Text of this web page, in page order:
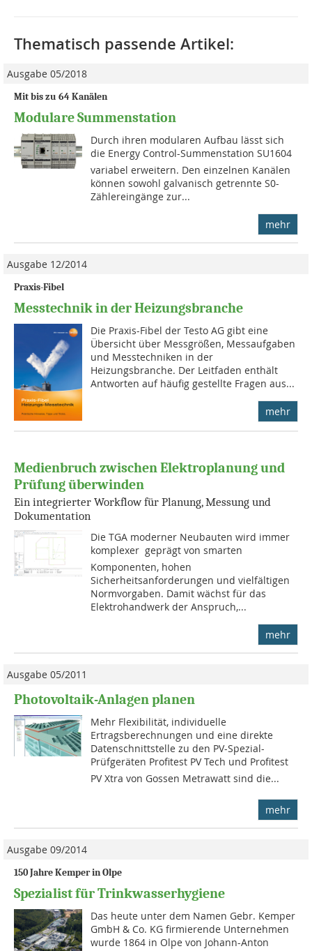
Thematisch passende Artikel:
Ausgabe 05/2018
Mit bis zu 64 Kanälen
Modulare Summenstation
Durch ihren modularen Aufbau lässt sich
die Energy Control-Summenstation SU1604
variabel erweitern. Den einzelnen Kanälen
können sowohl galvanisch getrennte S0-
Zählereingänge zur...
mehr
Ausgabe 12/2014
Praxis-Fibel
Messtechnik in der Heizungsbranche
Die Praxis-Fi­bel der Testo AG gibt eine
Übersicht über Messgrößen, Mess­aufgaben
und Mess­techniken in der
Heizungsbranche. Der Leitfaden enthält
Ant­worten auf häufig gestellte Fragen aus...
mehr
Medienbruch zwischen Elektroplanung und
Prüfung überwinden
Ein integrierter Workflow für Planung, Messung und
Dokumentation
Die TGA moderner Neubauten wird immer
komplexer  geprägt von smarten
Komponenten, hohen
Sicherheitsanforderungen und vielfältigen
Normvorgaben. Damit wächst für das
Elektrohandwerk der Anspruch,...
mehr
Ausgabe 05/2011
Photovoltaik-Anlagen planen
Mehr Flexibilität, individuelle
Ertragsberechnungen und eine direkte
Datenschnittstelle zu den PV-Spezial-
Prüfgeräten Profitest PV Tech und Profitest
PV Xtra von Gossen Metrawatt sind die...
mehr
Ausgabe 09/2014
150 Jahre Kemper in Olpe
Spezialist für Trinkwasserhygiene
Das heute unter dem Namen Gebr. Kemper
GmbH & Co. KG firmierende Unternehmen
wurde 1864 in Olpe von Johann-Anton